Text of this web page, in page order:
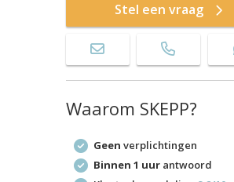
Stel een vraag
Waarom SKEPP?
Geen verplichtingen
Binnen 1 uurantwoord